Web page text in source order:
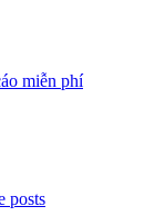
posts